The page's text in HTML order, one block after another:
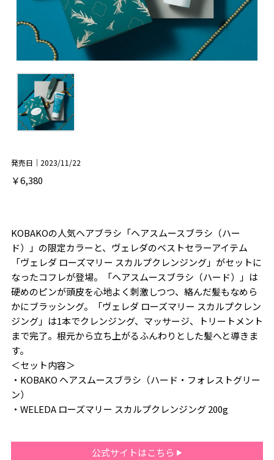
発売日｜2023/11/22
￥6,380
KOBAKOの人気ヘアブラシ「ヘアスムースブラシ（ハー
ド）」の限定カラーと、ヴェレダのベストセラーアイテム
「ヴェレダ ローズマリー スカルプクレンジング」がセットに
なったコフレが登場。「ヘアスムースブラシ（ハード）」は
硬めのピンが頭皮を心地よく刺激しつつ、絡んだ髪もなめら
かにブラッシング。「ヴェレダ ローズマリー スカルプクレン
ジング」は1本でクレンジング、マッサージ、トリートメント
まで完了。根元から立ち上がるふんわりとした髪へと導きま
す。
＜セット内容＞
・KOBAKO ヘアスムースブラシ（ハード・フォレストグリー
ン）
・WELEDA ローズマリー スカルプクレンジング 200g
公式サイトはこちら